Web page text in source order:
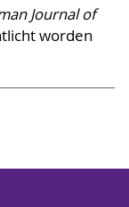
Journal of
worden